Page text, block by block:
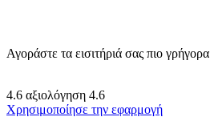
Αγοράστε τα εισιτήριά σας πιο γρήγορα
4.6 αξιολόγηση 4.6
Χρησιμοποίησε την εφαρμογή